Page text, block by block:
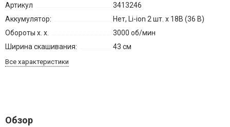
Артикул
3413246
Аккумулятор:
Нет, Li-ion 2 шт. х 18В (36 В)
Обороты х. х.
3000 об/мин
Ширина скашивания:
43 см
Все характеристики
Обзор